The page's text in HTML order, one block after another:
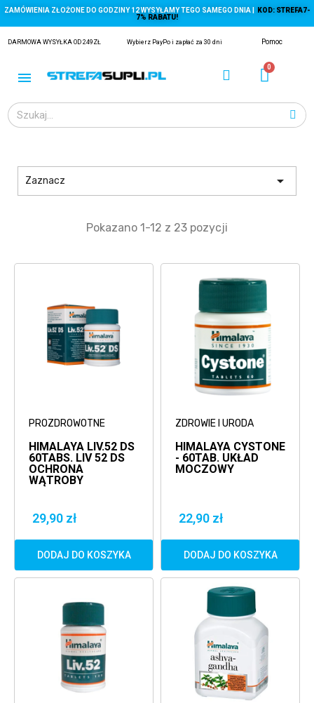
ZAMÓWIENIA ZŁOŻONE DO GODZINY 12 WYSYŁAMY TEGO SAMEGO DNIA |
KOD: STREFA7-
7% RABATU!
DARMOWA WYSYŁKA OD 249ZŁ Wybierz PayPo i zapłać za 30 dni Pomoc
Zaznacz 
Pokazano 1-12 z 23 pozycji
PROZDROWOTNE
HIMALAYA LIV.52 DS
60TABS. LIV 52 DS
OCHRONA
WĄTROBY
29,90 zł
DODAJ DO KOSZYKA
ZDROWIE I URODA
HIMALAYA CYSTONE
- 60TAB. UKŁAD
MOCZOWY
22,90 zł
DODAJ DO KOSZYKA